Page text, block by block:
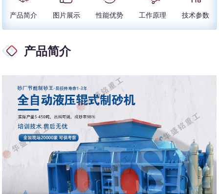
产品简介 图片展示 性能优势 工作原理 技术参数
产品简介